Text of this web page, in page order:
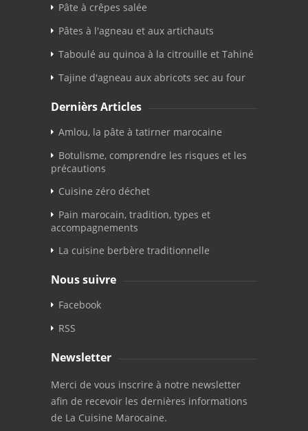
Pâte à crêpes salée
Pâtes à l'agneau et aux artichauts
Taboulé au quinoa à la citrouille et Tahiné
Tajine d'agneau aux abricots sec au four
Dernièrs Articles
Amlou, la pâte à tatirner marocaine
Botulisme, comprendre les risques et les
précautions
Cuisine zéro déchet
Pain marocain, tradition, types et
accompagnements
La cuisine berbère traditionnelle
Nous suivre
Facebook
RSS
Newsletter
Merci de vous inscrire à notre newsletter
afin de recevoir les dernières informations
de La Cuisine Marocaine.